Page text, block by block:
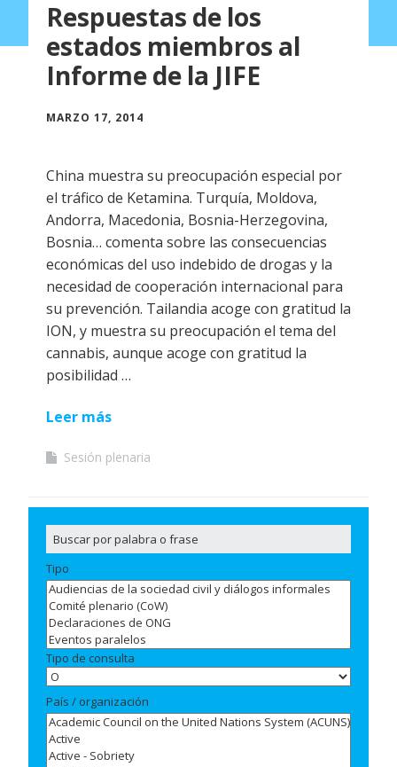
Respuestas de los
estados miembros al
Informe de la JIFE
MARZO 17, 2014
China muestra su preocupación especial por
el tráfico de Ketamina. Turquía, Moldova,
Andorra, Macedonia, Bosnia-Herzegovina,
Bosnia… comenta sobre las consecuencias
económicas del uso indebido de drogas y la
necesidad de cooperación internacional para
su prevención. Tailandia acoge con gratitud la
ION, y muestra su preocupación el tema del
cannabis, aunque acoge con gratitud la
posibilidad …
Leer más
Sesión plenaria
Tipo
Tipo de consulta
País / organización